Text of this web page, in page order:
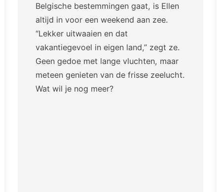
Belgische bestemmingen gaat, is Ellen
altijd in voor een weekend aan zee.
“Lekker uitwaaien en dat
vakantiegevoel in eigen land,” zegt ze.
Geen gedoe met lange vluchten, maar
meteen genieten van de frisse zeelucht.
Wat wil je nog meer?